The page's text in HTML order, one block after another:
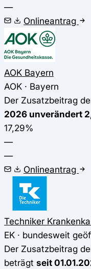
—
Onlineantrag
AOK Bayern
AOK · Bayern
Der Zusatzbeitrag
2026 unverändert
17,29%
—
—
Onlineantrag
Techniker
EK · bundesweit
Der Zusatzbeitrag
beträgt seit